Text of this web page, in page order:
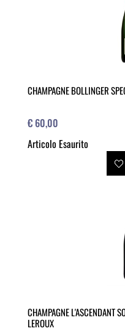
CHAMPAGNE BOLLINGER
€ 60,00
Articolo Esaurito
CHAMPAGNE L'ASCENDANT
LEROUX